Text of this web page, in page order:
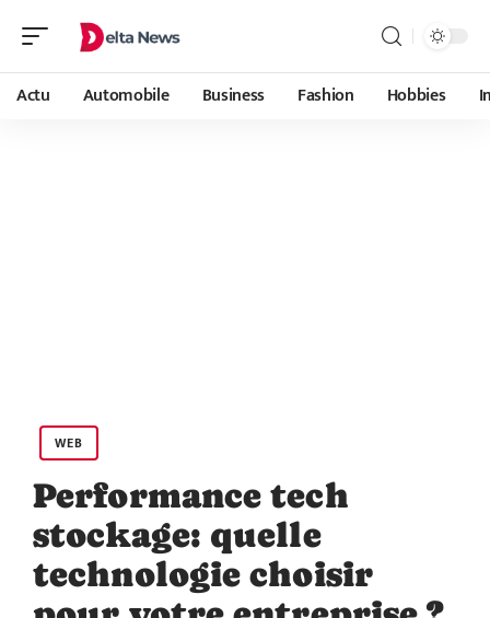
Actu Automobile Business Fashion Hobbies
WEB
Performance tech
stockage: quelle
technologie choisir